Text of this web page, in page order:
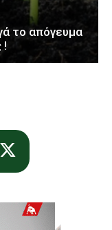
το απόγευμα
!